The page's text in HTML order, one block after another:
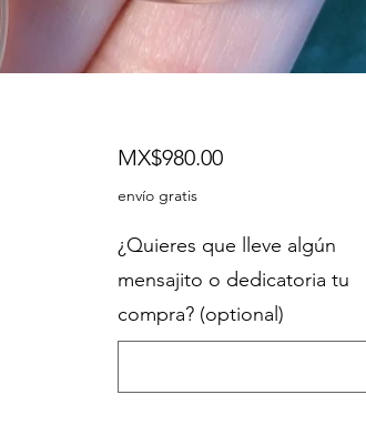
MX$980.00Price
envío gratis
¿Quieres que lleve algún
mensajito o dedicatoria tu
compra? (optional)